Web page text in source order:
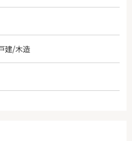
建/木造